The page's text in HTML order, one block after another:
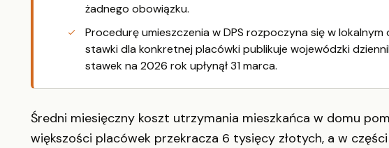
żadnego obowiązku.
Procedurę umieszczenia w DPS rozpoczyna się w
stawki dla konkretnej placówki publikuje wojewódzki
stawek na 2026 rok upłynął 31 marca.
Średni miesięczny koszt utrzymania mieszkańca w domu
większości placówek przekracza 6 tysięcy złotych, a w